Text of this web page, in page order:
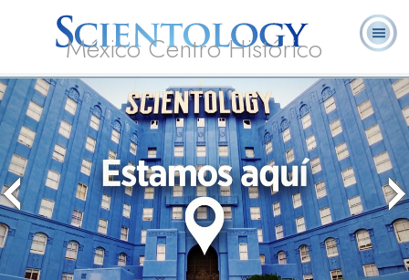
México Centro Histórico
Acerca de
Nosotros
L. Ronald
Hubbard
¿Qué es
Scientology?
Ministros
Voluntarios
Preguntas
Frecuentes
Libros